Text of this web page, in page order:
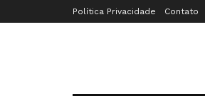
Política Privacidade Contato